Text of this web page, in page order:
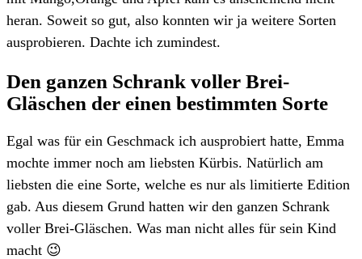
heran. Soweit so gut, also konnten wir ja weitere Sorten
ausprobieren. Dachte ich zumindest.
Den ganzen Schrank voller Brei-
Gläschen der einen bestimmten Sorte
Egal was für ein Geschmack ich ausprobiert hatte, Emma
mochte immer noch am liebsten Kürbis. Natürlich am
liebsten die eine Sorte, welche es nur als limitierte Edition
gab. Aus diesem Grund hatten wir den ganzen Schrank
voller Brei-Gläschen. Was man nicht alles für sein Kind
macht 😉